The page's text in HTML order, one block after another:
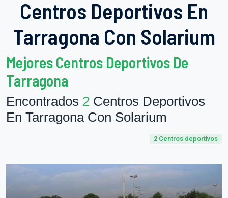
Centros Deportivos En
Tarragona Con Solarium
Mejores Centros Deportivos De
Tarragona
Encontrados 2 Centros Deportivos
En Tarragona Con Solarium
2 Centros deportivos